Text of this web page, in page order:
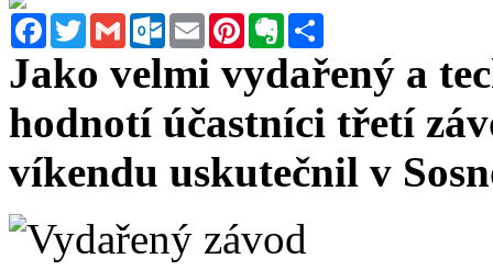
FacebookTwitterGmail Outlook.com
Email PinterestEvernote
Jako velmi vydařený a
hodnotí účastníci třetí
víkendu uskutečnil v